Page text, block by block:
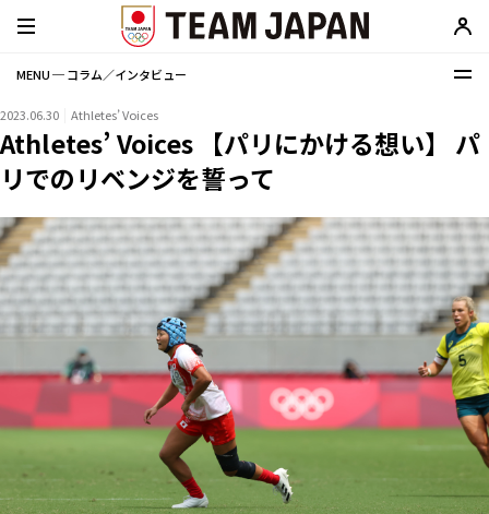
MENU ─ コラム／インタビュー
2023.06.30 Athletes’ Voices
Athletes’ Voices 【パリにかける想い】 パ
リでのリベンジを誓って